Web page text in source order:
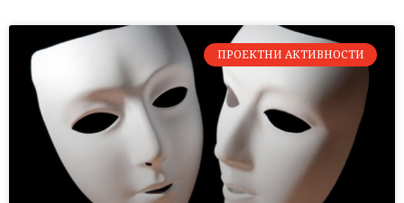
ПРОЕКТНИ АКТИВНОСТИ